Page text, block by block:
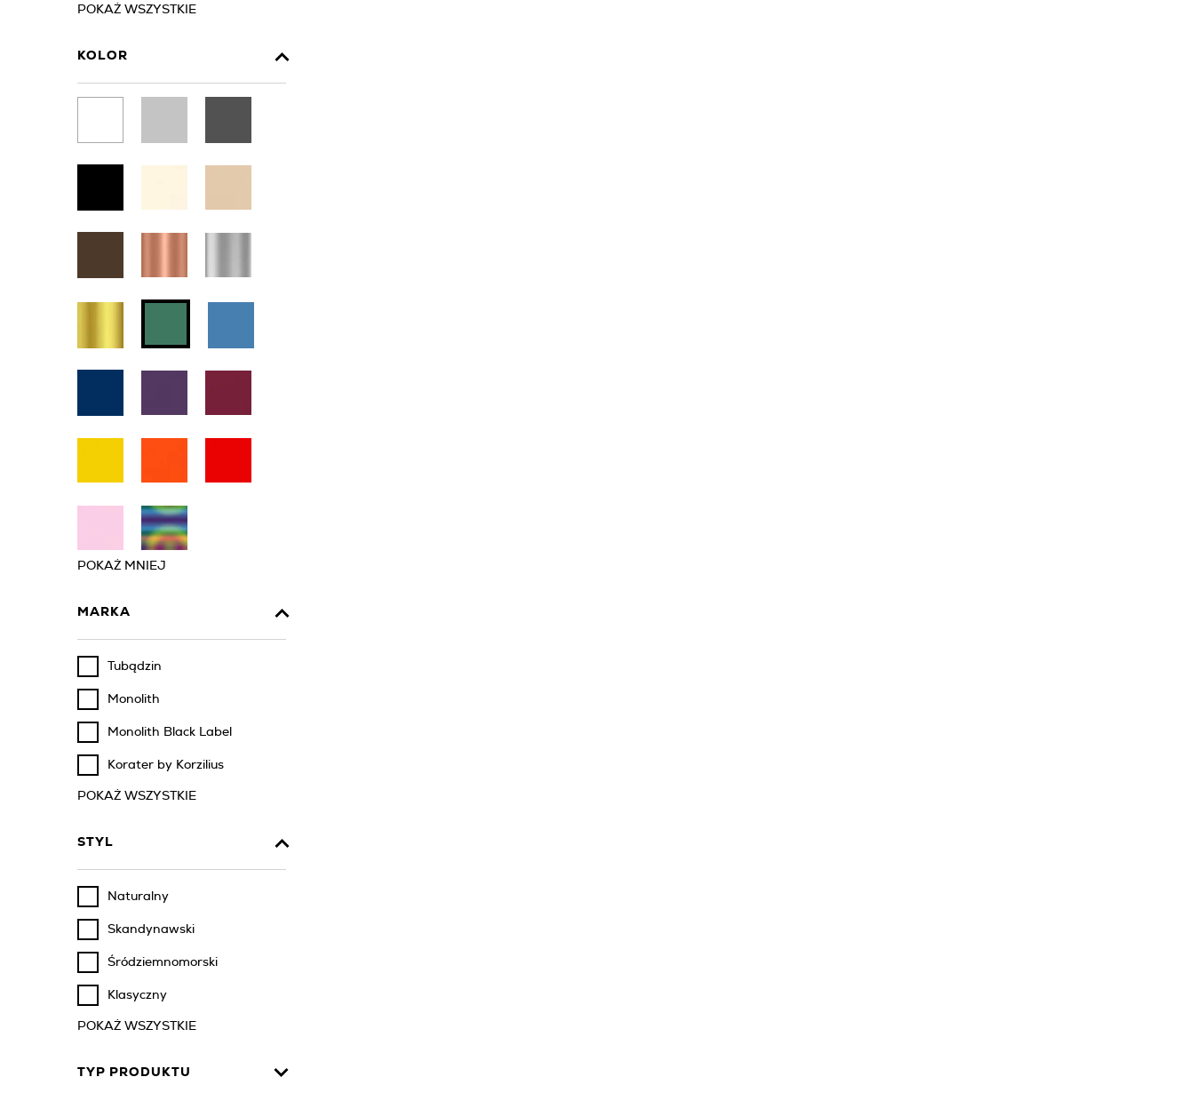
POKAŻ WSZYSTKIE
KOLOR
POKAŻ MNIEJ
MARKA
Tubądzin
Monolith
Monolith Black Label
Korater by Korzilius
POKAŻ WSZYSTKIE
STYL
Naturalny
Skandynawski
Śródziemnomorski
Klasyczny
POKAŻ WSZYSTKIE
TYP PRODUKTU